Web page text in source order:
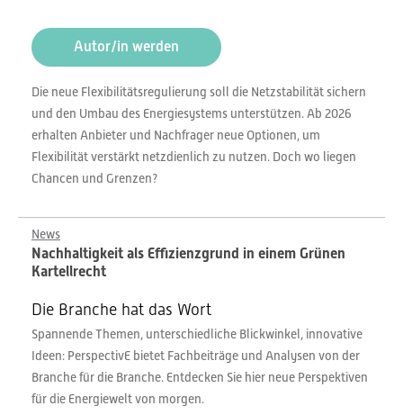
Autor/in werden
Die neue Flexibilitätsregulierung soll die Netzstabilität sichern
und den Umbau des Energiesystems unterstützen. Ab 2026
erhalten Anbieter und Nachfrager neue Optionen, um
Flexibilität verstärkt netzdienlich zu nutzen. Doch wo liegen
Chancen und Grenzen?
News
Nachhaltigkeit als Effizienzgrund in einem Grünen
Kartellrecht
Die Branche hat das Wort
Spannende Themen, unterschiedliche Blickwinkel, innovative
Ideen: PerspectivE bietet Fachbeiträge und Analysen von der
Branche für die Branche. Entdecken Sie hier neue Perspektiven
für die Energiewelt von morgen.